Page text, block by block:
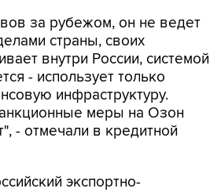
за рубежом, он не ведет
страны, своих
внутри России, системой
- использует только
инфраструктуру.
меры на Озон
- отмечали в кредитной
экспортно-